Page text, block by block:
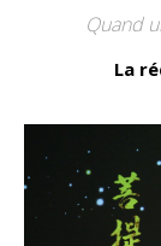
Quand
La